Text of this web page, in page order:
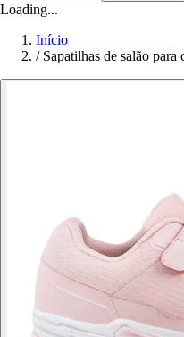
Loading...
Início
/ Sapatilhas de salão